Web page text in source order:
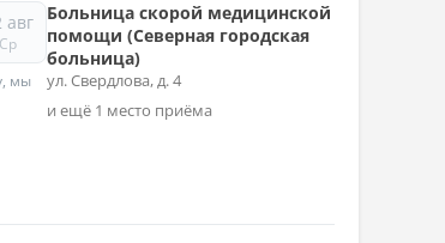
авг
Ср
мы
Больница скорой медицинской
помощи (Северная городская
больница)
ул. Свердлова, д. 4
и ещё 1 место приёма